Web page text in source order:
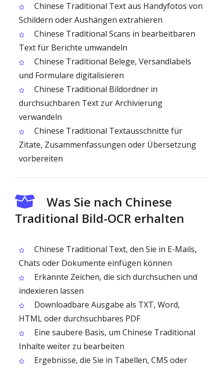
Chinese Traditional Text aus Handyfotos von
Schildern oder Aushängen extrahieren
Chinese Traditional Scans in bearbeitbaren
Text für Berichte umwandeln
Chinese Traditional Belege, Versandlabels
und Formulare digitalisieren
Chinese Traditional Bildordner in
durchsuchbaren Text zur Archivierung
verwandeln
Chinese Traditional Textausschnitte für
Zitate, Zusammenfassungen oder Übersetzung
vorbereiten
Was Sie nach Chinese
Traditional Bild-OCR erhalten
Chinese Traditional Text, den Sie in E-Mails,
Chats oder Dokumente einfügen können
Erkannte Zeichen, die sich durchsuchen und
indexieren lassen
Downloadbare Ausgabe als TXT, Word,
HTML oder durchsuchbares PDF
Eine saubere Basis, um Chinese Traditional
Inhalte weiter zu bearbeiten
Ergebnisse, die Sie in Tabellen, CMS oder